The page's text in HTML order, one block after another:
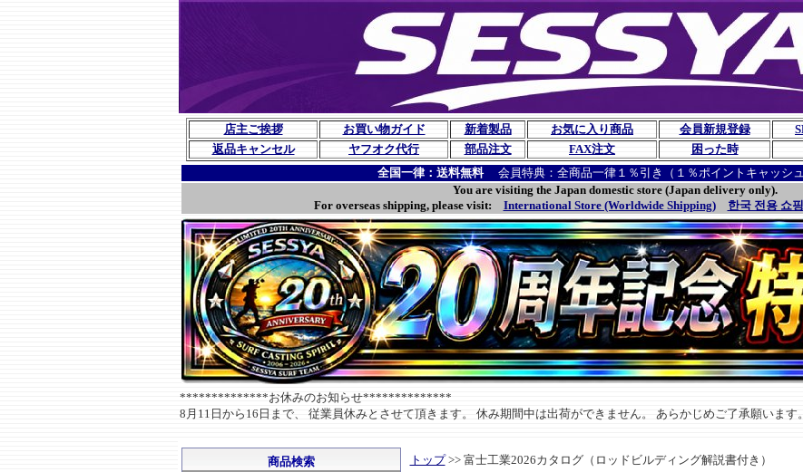
店主ご挨拶 お買い物ガイド 新着製品 お気に入り商品 会員新規登録
返品キャンセル
ヤフオク代行 部品注文 FAX注文 困った時
全国一律：送料無料会員特典：全商品一律１％引き（１％ポイントキャッシュ
You are visiting the Japan domestic store (Japan delivery only).
For overseas shipping, please visit: International Store (Worldwide Shipping) 한국 전용 쇼
**************お休みのお知らせ**************
8月11日から16日まで、 従業員休みとさせて頂きます。 休み期間中は出荷ができません。 あらかじめご了承願います。
商品検索 トップ>> 富士工業2026カタログ（ロッドビルディング解説書付き）